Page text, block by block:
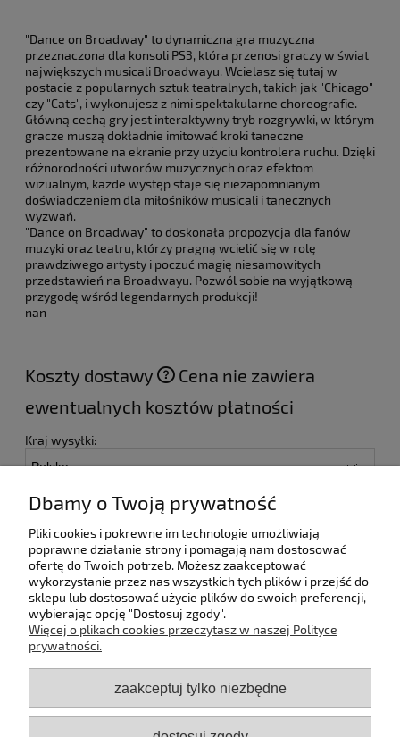
"Dance on Broadway" to dynamiczna gra muzyczna
przeznaczona dla konsoli PS3, która przenosi graczy w świat
największych musicali Broadwayu. Wcielasz się tutaj w
postacie z popularnych sztuk teatralnych, takich jak "Chicago"
czy "Cats", i wykonujesz z nimi spektakularne choreografie.
Główną cechą gry jest interaktywny tryb rozgrywki, w którym
gracze muszą dokładnie imitować kroki taneczne
prezentowane na ekranie przy użyciu kontrolera ruchu. Dzięki
różnorodności utworów muzycznych oraz efektom
wizualnym, każde występ staje się niezapomnianym
doświadczeniem dla miłośników musicali i tanecznych
wyzwań.
"Dance on Broadway" to doskonała propozycja dla fanów
muzyki oraz teatru, którzy pragną wcielić się w rolę
prawdziwego artysty i poczuć magię niesamowitych
przedstawień na Broadwayu. Pozwól sobie na wyjątkową
przygodę wśród legendarnych produkcji!
nan
Koszty dostawy
Cena nie zawiera
ewentualnych kosztów płatności
Kraj wysyłki:
Kurier DPD
Odbiór osobisty(- Odbiór w siedzibie firmy) 0,00 zł
Pomoc
Moje konto
Dbamy o Twoją prywatność
Pliki cookies i pokrewne im technologie umożliwiają
poprawne działanie strony i pomagają nam dostosować
ofertę do Twoich potrzeb. Możesz zaakceptować
wykorzystanie przez nas wszystkich tych plików i przejść do
sklepu lub dostosować użycie plików do swoich preferencji,
wybierając opcję "Dostosuj zgody".
Więcej o plikach cookies przeczytasz w naszej Polityce
prywatności.
zaakceptuj tylko niezbędne